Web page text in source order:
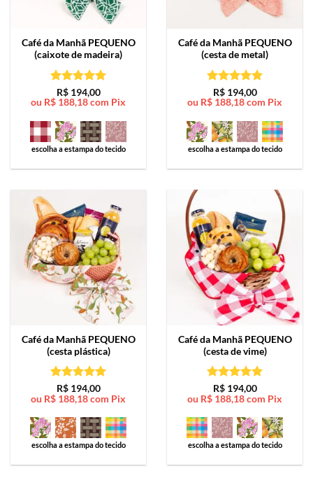
Café da Manhã PEQUENO
(caixote de madeira)
Avaliação5
de 5
R$194,00
ou R$ 188,18com Pix
escolha a estampa do tecido
Café da Manhã PEQUENO
(cesta de metal)
Avaliação5
de 5
R$194,00
ou R$ 188,18com Pix
escolha a estampa do tecido
Café da Manhã PEQUENO
(cesta plástica)
Avaliação5
de 5
R$194,00
ou R$ 188,18com Pix
escolha a estampa do tecido
Café da Manhã PEQUENO
(cesta de vime)
Avaliação5
de 5
R$194,00
ou R$ 188,18com Pix
escolha a estampa do tecido